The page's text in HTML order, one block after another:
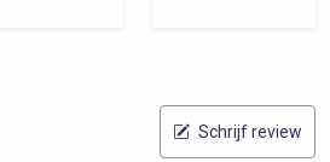
Schrijf review